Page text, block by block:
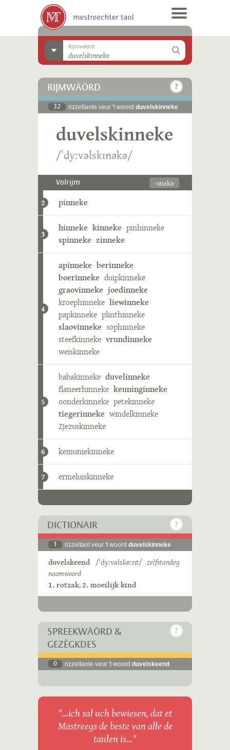
Rijmwäörd
RIJMWÄÖRD
32 rizzeltaote veur 't woord duvelskinneke
duvelskinneke
/ˈdyːvəlskɪnəkə/
Volrijm -ɪnəkə
2 pinneke
3
hinneke kinneke pinhinneke
spinneke zinneke
4
apinneke berinneke
boerinneke duipkinneke
graovinneke joedinneke
kroephinneke liewinneke
papkinneke plinthinneke
slaovinneke sophinneke
steefkinneke vrundinneke
weiskinneke
5
babakinneke duvelinneke
flaneerhinneke keuninginneke
oonderkinneke petekinneke
tiegerinneke windelkinneke
Zjezuskinneke
6 kemuniekinneke
7 ermeluiskinneke
DICTIONAIR
1 rizzeltaot veur 't woord duvelskinneke
duvelskeend /ˈdyːvəlskeːnt/ zelfstandeg
naomwoord
1. rotzak,2. moeilijk kind
SPREEKWÄÖRD &
GEZÈGKDES
0 rizzeltaote veur 't woord duvelskeend
"...ich sal uch bewiesen, dat et
Mastreegs de beste van alle de
taulen is..."